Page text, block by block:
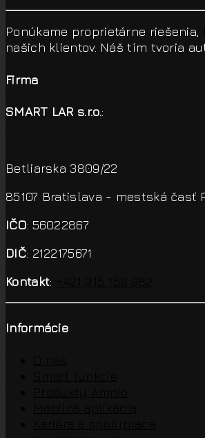
Ponúkame proprietárne
našich klientov. Náš tím tvoria
Firma
SMART LAR s.r.o.:
Betliarska 3809/22
85107 Bratislava - mestská časť
IČO: 56022867
DIČ: 2122175671
Kontakt:
Informácie